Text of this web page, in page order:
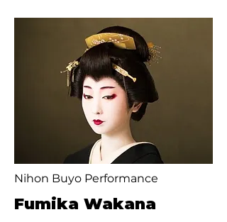
Nihon Buyo Performance
Fumika Wakana